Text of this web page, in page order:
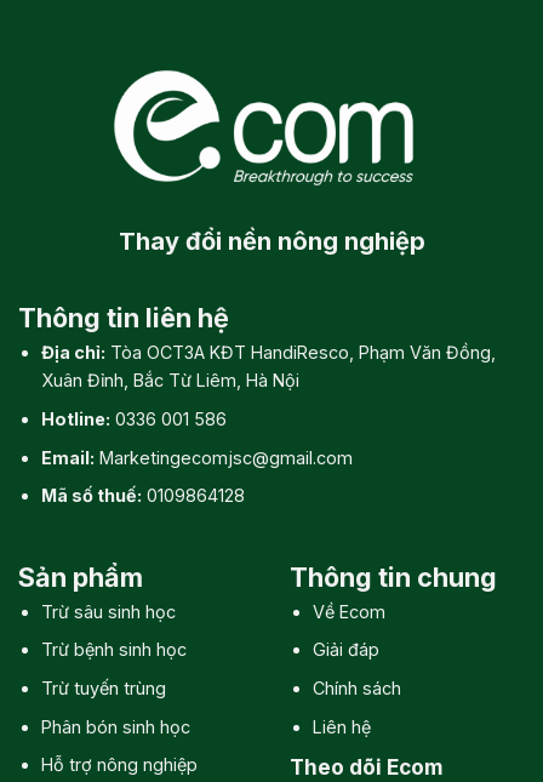
Thay đổi nền nông nghiệp
Thông tin liên hệ
Địa chỉ: Tòa OCT3A KĐT HandiResco, Phạm Văn Đồng,
Xuân Đỉnh, Bắc Từ Liêm, Hà Nội
Hotline: 0336 001 586
Email: Marketingecomjsc@gmail.com
Mã số thuế: 0109864128
Sản phẩm
Trừ sâu sinh học
Trừ bệnh sinh học
Trừ tuyến trùng
Phân bón sinh học
Hỗ trợ nông nghiệp
Thông tin chung
Về Ecom
Giải đáp
Chính sách
Liên hệ
Theo dõi Ecom